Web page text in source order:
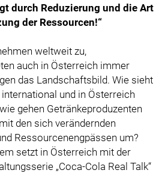
durch Reduzierung und die Art
der Ressourcen!“
weltweit zu,
auch in Österreich immer
das Landschaftsbild. Wie sieht
und in Österreich
gehen Getränkeproduzenten
den sich verändernden
Ressourcenengpässen um?
setzt in Österreich mit der
„Coca-Cola Real Talk“